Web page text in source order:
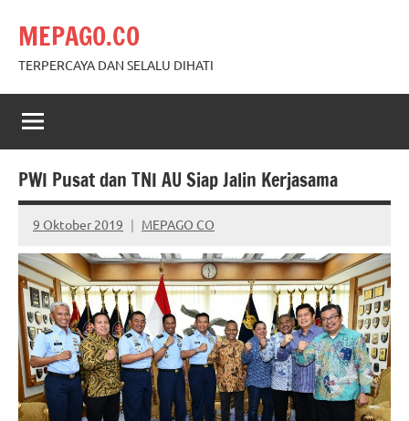
content
MEPAGO.CO
TERPERCAYA DAN SELALU DIHATI
PWI Pusat dan TNI AU Siap Jalin Kerjasama
9 Oktober 2019 MEPAGO CO
No
comments